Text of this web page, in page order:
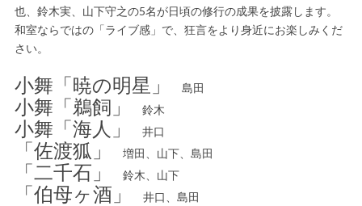
也、鈴木実、山下守之の5名が日頃の修行の成果を披露します。
和室ならではの「ライブ感」で、狂言をより身近にお楽しみくだ
さい。
小舞「暁の明星」 島田
小舞「鵜飼」 鈴木
小舞「海人」 井口
「佐渡狐」 増田、山下、島田
「二千石」 鈴木、山下
「伯母ヶ酒」 井口、島田